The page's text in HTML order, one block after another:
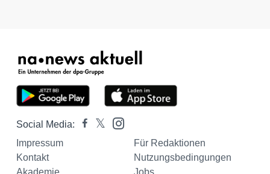
Social Media:
Impressum
Für Redaktionen
Kontakt
Nutzungsbedingungen
Akademie
Jobs